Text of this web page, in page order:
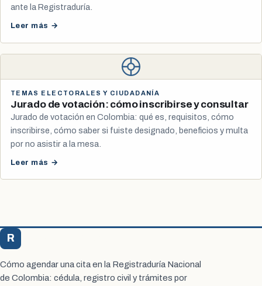
ante la Registraduría.
Leer más →
TEMAS ELECTORALES Y CIUDADANÍA
Jurado de votación: cómo inscribirse y consultar
Jurado de votación en Colombia: qué es, requisitos, cómo
inscribirse, cómo saber si fuiste designado, beneficios y multa
por no asistir a la mesa.
Leer más →
R
Cómo agendar una cita en la Registraduría Nacional
de Colombia: cédula, registro civil y trámites por